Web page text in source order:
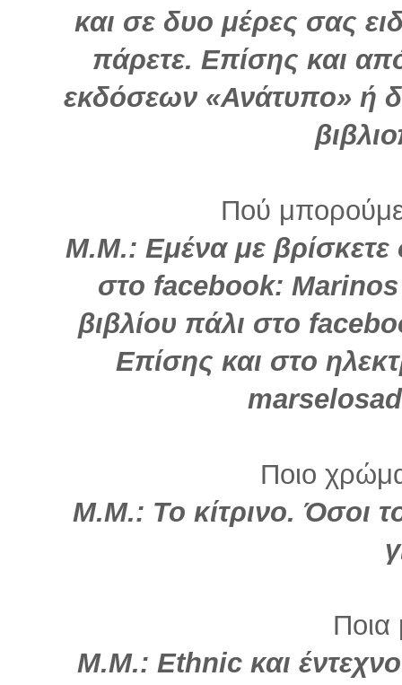
και σε δυο μέρες σας
πάρετε. Επίσης και
εκδόσεων «Ανάτυπο» ή
Πού
Μ.Μ.: Εμένα με βρίσκετε
στο facebook:
βιβλίου πάλι στο
Επίσης και στο
Ποιο χρώμα
Μ.Μ.: Το κίτρινο. Όσοι
Ποια
Μ.Μ.: Ethnicκαι